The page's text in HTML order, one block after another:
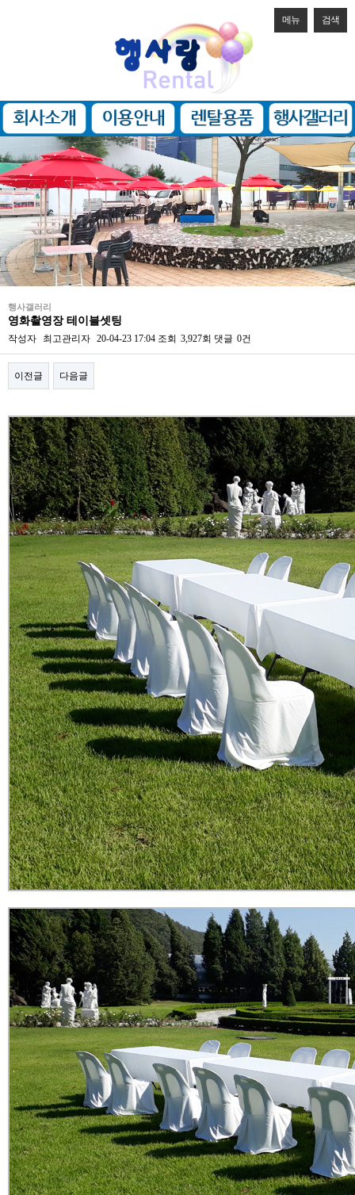
메뉴 검색
행사갤러리
영화촬영장 테이블셋팅
작성자 최고관리자 20-04-23 17:04 조회 3,927회 댓글 0건
이전글 다음글
본문